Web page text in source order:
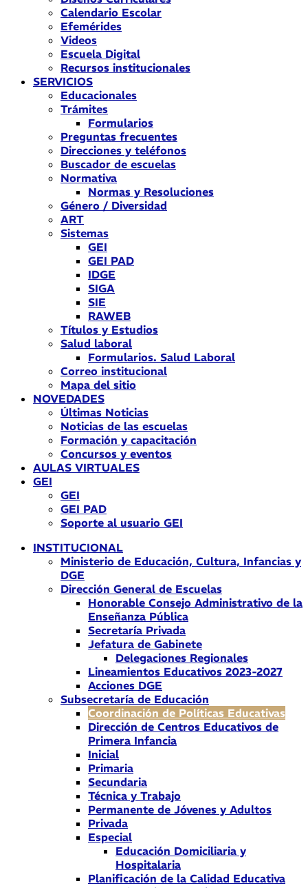
Calendario Escolar
Efemérides
Videos
Escuela Digital
Recursos institucionales
SERVICIOS
Educacionales
Trámites
Formularios
Preguntas frecuentes
Direcciones y teléfonos
Buscador de escuelas
Normativa
Normas y Resoluciones
Género / Diversidad
ART
Sistemas
GEI
GEI PAD
IDGE
SIGA
SIE
RAWEB
Títulos y Estudios
Salud laboral
Formularios. Salud Laboral
Correo institucional
Mapa del sitio
NOVEDADES
Últimas Noticias
Noticias de las escuelas
Formación y capacitación
Concursos y eventos
AULAS VIRTUALES
GEI
GEI
GEI PAD
Soporte al usuario GEI
INSTITUCIONAL
Ministerio de Educación, Cultura, Infancias y
DGE
Dirección General de Escuelas
Honorable Consejo Administrativo de la
Enseñanza Pública
Secretaría Privada
Jefatura de Gabinete
Delegaciones Regionales
Lineamientos Educativos 2023-2027
Acciones DGE
Subsecretaría de Educación
Coordinación de Políticas Educativas
Dirección de Centros Educativos de
Primera Infancia
Inicial
Primaria
Secundaria
Técnica y Trabajo
Permanente de Jóvenes y Adultos
Privada
Especial
Educación Domiciliaria y
Hospitalaria
Planificación de la Calidad Educativa